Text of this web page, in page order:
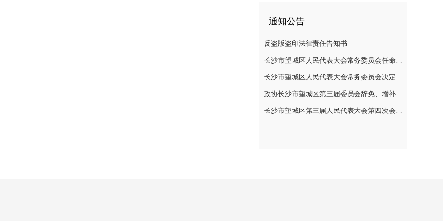
通知公告
反盗版盗印法律责任告知书
长沙市望城区人民代表大会常务委员会任命名单
长沙市望城区人民代表大会常务委员会决定任免名单
政协长沙市望城区第三届委员会辞免、增补政协委员的公告
长沙市望城区第三届人民代表大会第四次会议公告